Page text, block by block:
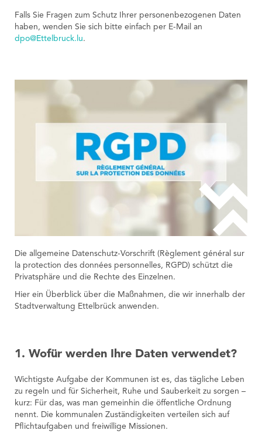
Tourist Office
Falls Sie Fragen zum Schutz Ihrer personenbezogenen Daten
haben, wenden Sie sich bitte einfach per E-Mail an
dpo@Ettelbruck.lu.
Die allgemeine Datenschutz-Vorschrift (Règlement général sur
la protection des données personnelles, RGPD) schützt die
Privatsphäre und die Rechte des Einzelnen.
Hier ein Überblick über die Maßnahmen, die wir innerhalb der
Stadtverwaltung Ettelbrück anwenden.
1. Wofür werden Ihre Daten verwendet?
Wichtigste Aufgabe der Kommunen ist es, das tägliche Leben
zu regeln und für Sicherheit, Ruhe und Sauberkeit zu sorgen –
kurz: Für das, was man gemeinhin die öffentliche Ordnung
nennt. Die kommunalen Zuständigkeiten verteilen sich auf
Pflichtaufgaben und freiwillige Missionen.